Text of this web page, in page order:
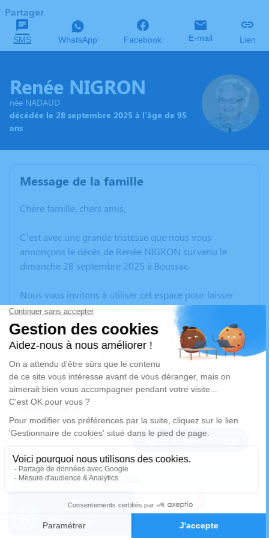
Faire-part Hommages
Partager
SMS WhatsApp Facebook E-mail Lien
Renée NIGRON
née NADAUD
décédée le 28 septembre 2025 à l'âge de 95
ans
Message de la famille
Chère famille, chers amis,
C’est avec une grande tristesse que nous vous
annonçons le décès de Renée NIGRON survenu le
dimanche 28 septembre 2025 à Boussac.
Nous vous invitons à utiliser cet espace pour laisser
vos condoléances, partager des photos souvenirs, une
anecdote ou exprimer vos pensées à travers des
poèmes ou des textes. Cet endroit est un lieu
d'expression dédié à honorer la mémoire de Renée
NIGRON.
Un service de plantation d’arbre hommage est
disponible ici.
Je rends hommage
Cérémonie religieuse
Église de Saint-Dizier-les-Domaines
23270 Saint-Dizier-les-Domaines